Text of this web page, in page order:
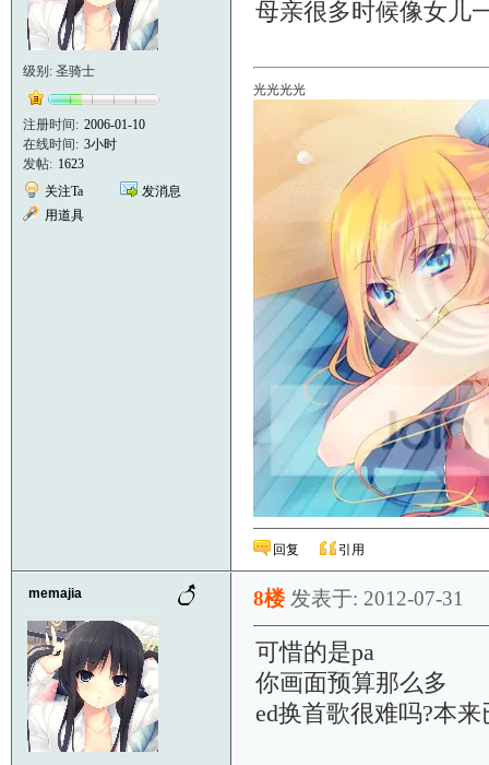
级别: 圣骑士
注册时间: 2006-01-10
在线时间: 3小时
发帖: 1623
关注Ta
发消息
用道具
母亲很多时候像女儿
光光光光
回复 引用
memajia 8楼 发表于: 2012-07-31
可惜的是pa
你画面预算那么多
ed换首歌很难吗?本